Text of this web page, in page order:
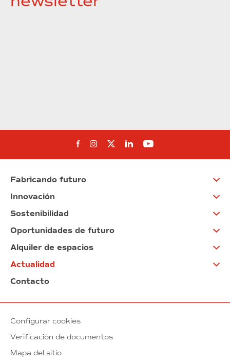
Síguenos en Facebook
Síguenos en Instagram
Síguenos en Twitter
Síguenos en Linkedin
Síguenos en
Fabricando futuro
Innovación
Sostenibilidad
Oportunidades de futuro
Alquiler de espacios
Actualidad
Contacto
Configurar cookies
Verificación de documentos
Mapa del sitio